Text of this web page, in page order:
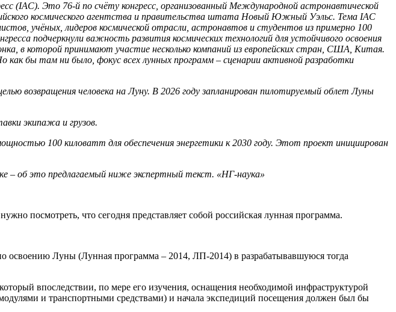
(IAC). Это 76-й по счёту конгресс, организованный Международной астронавтической
космического агентства и правительства штата Новый Южный Уэльс. Тема IAC
учёных, лидеров космической отрасли, астронавтов и студентов из примерно 100
подчеркнули важность развития космических технологий для устойчивого освоения
в которой принимают участие несколько компаний из европейских стран, США, Китая.
бы там ни было, фокус всех лунных программ – сценарии активной разработки
возвращения человека на Луну. В 2026 году запланирован пилотируемый облет Луны
экипажа и грузов.
100 киловатт для обеспечения энергетики к 2030 году. Этот проект инициирован
– об это предлагаемый ниже экспертный текст. «НГ-наука»
посмотреть, что сегодня представляет собой российская лунная программа.
освоению Луны (Лунная программа – 2014, ЛП-2014) в разрабатывавшуюся тогда
впоследствии, по мере его изучения, оснащения необходимой инфраструктурой
и транспортными средствами) и начала экспедиций посещения должен был бы